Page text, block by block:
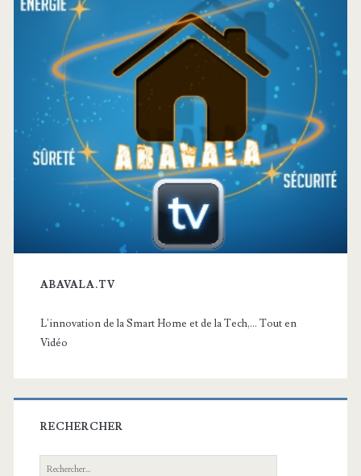
ABAVALA.TV
L'innovation de la Smart Home et de la Tech,... Tout en
Vidéo
RECHERCHER
Recherche: